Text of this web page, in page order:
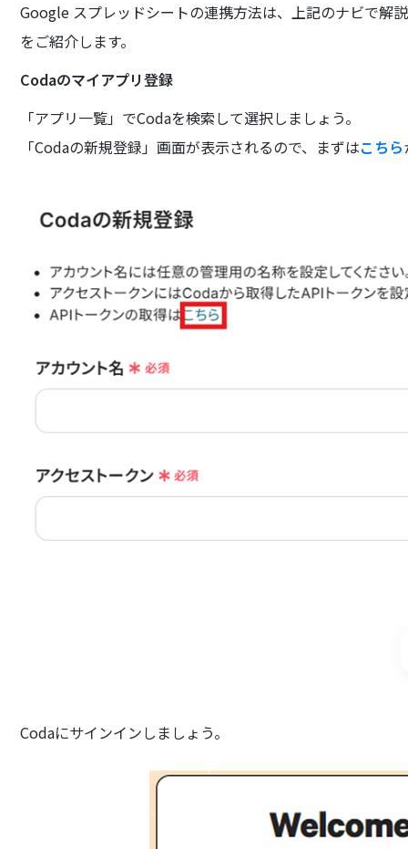
Google スプレッドシートの連携方法は、上記のナビで解
をご紹介します。
Codaのマイアプリ登録
「アプリ一覧」でCodaを検索して選択しましょう。
「Codaの新規登録」画面が表示されるので、まずはこちら
Codaにサインインしましょう。